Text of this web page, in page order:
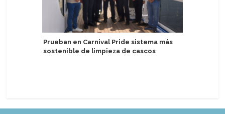
Prueban en Carnival Pride sistema más
sostenible de limpieza de cascos